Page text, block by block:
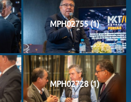
MPH02755 (1)
MPH02728 (1)